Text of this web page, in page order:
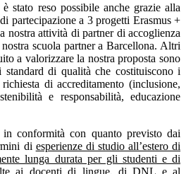
stato reso possibile anche grazie alla
partecipazione a 3 progetti Erasmus +
nostra attività di partner di accoglienza
scuola partner a Barcellona. Altri
a valorizzare la nostra proposta sono
di qualità che costituiscono i
di accreditamento (inclusione,
e responsabilità, educazione
conformità con quanto previsto dai
di esperienze di studio all’estero di
lunga durata per gli studenti e di
ai docenti di lingue, di DNL e al